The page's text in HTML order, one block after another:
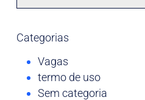
Categorias
Vagas
termo de uso
Sem categoria